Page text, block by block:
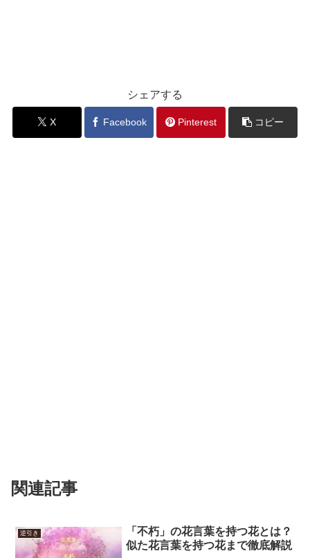
シェアする
X Facebook Pinterest コピー
関連記事
逆引き
「不朽」の花言葉を持つ花とは？
似た花言葉を持つ花まで徹底解説